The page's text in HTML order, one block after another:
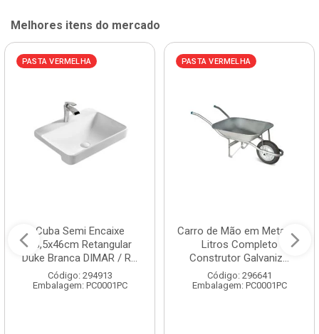
Melhores itens do mercado
PASTA VERMELHA
Cuba Semi Encaixe
58,5x46cm Retangular
Duke Branca DIMAR / R...
Código: 294913
Embalagem: PC0001PC
PASTA VERMELHA
Carro de Mão em Metal 60
Litros Completo
Construtor Galvaniz...
Código: 296641
Embalagem: PC0001PC